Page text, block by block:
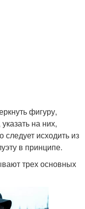
Кожаное пальто
Обуви к пальто
фигуру,
на них,
исходить из
в принципе.
трех основных